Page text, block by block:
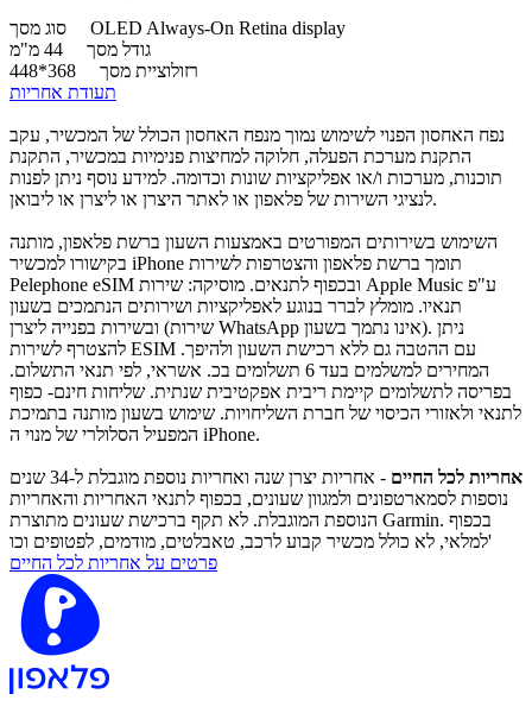
סוג מסך OLED Always-On Retina display
גודל מסך
רזולוציית מסך
תעודת אחריות
נפח האחסון הפנוי לשימוש נמוך מנפח האחסון הכולל של המכשיר, עקב
התקנת מערכת הפעלה, חלוקה למחיצות פנימיות במכשיר, התקנת
תוכנות, מערכות ו/או אפליקציות שונות וכדומה. למידע נוסף ניתן לפנות
לנציגי השירות של פלאפון או לאתר היצרן או ליצרן או ליבואן.
השימוש בשירותים המפורטים באמצעות השעון ברשת פלאפון, מותנה
בקישורו למכשיר iPhone תומך ברשת פלאפון והצטרפות לשירות
Pelephone eSIM ובכפוף לתנאים. מוסיקה: שירות Apple Music ע"פ
תנאיו. מומלץ לברר בנוגע לאפליקציות ושירותים הנתמכים בשעון
ובשירות בפנייה ליצרן (שירות WhatsApp אינו נתמך בשעון). ניתן
להצטרף לשירות ESIM עם ההטבה גם ללא רכישת השעון ולהיפך.
המחירים למשלמים בעד 6 תשלומים בכ. אשראי, לפי תנאי התשלום.
בפריסה לתשלומים קיימת ריבית אפקטיבית שנתית. שליחות חינם- כפוף
לתנאי ולאזורי הכיסוי של חברת השליחויות. שימוש בשעון מותנה בתמיכת
המפעיל הסלולרי של מנוי ה iPhone.
אחריות לכל החיים
- אחריות יצרן שנה ואחריות נוספת מוגבלת ל-34 שנים
נוספות לסמארטפונים ולמגוון שעונים, בכפוף לתנאי האחריות והאחריות
הנוספת המוגבלת. לא תקף ברכישת שעונים מתוצרת Garmin. בכפוף
למלאי, לא כולל מכשיר קבוע לרכב, טאבלטים, מודמים, לפטופים וכו'
פרטים על אחריות לכל החיים